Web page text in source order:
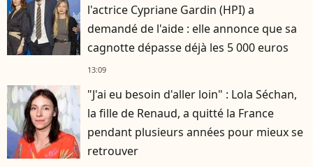
l'actrice Cypriane Gardin (HPI) a
demandé de l'aide : elle annonce que sa
cagnotte dépasse déjà les 5 000 euros
13:09
"J'ai eu besoin d'aller loin" : Lola Séchan,
la fille de Renaud, a quitté la France
pendant plusieurs années pour mieux se
retrouver